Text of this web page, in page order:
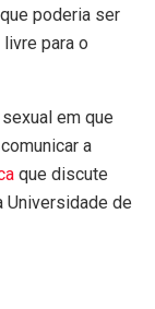
poderia ser
livre para o
em que
a
que discute
de